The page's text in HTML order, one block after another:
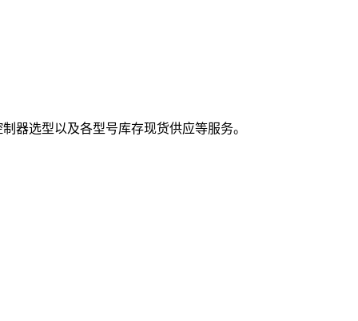
器选型以及各型号库存现货供应等服务。